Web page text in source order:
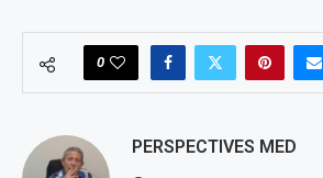
0
PERSPECTIVES MED